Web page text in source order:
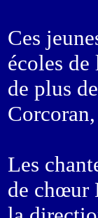
Ces
écoles
de plus
Les
de chœur